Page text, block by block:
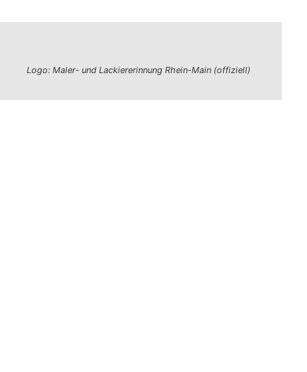
Logo: Maler- und Lackiererinnung Rhein-Main (offiziell)